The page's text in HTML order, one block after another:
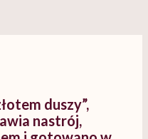
duszy”,
nastrój,